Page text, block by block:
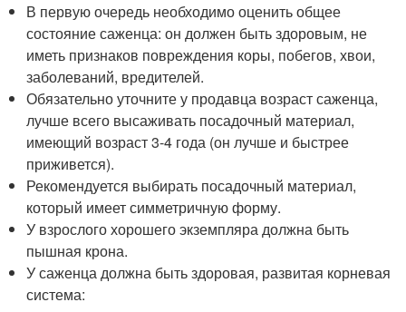
В первую очередь необходимо оценить общее
состояние саженца: он должен быть здоровым, не
иметь признаков повреждения коры, побегов, хвои,
заболеваний, вредителей.
Обязательно уточните у продавца возраст саженца,
лучше всего высаживать посадочный материал,
имеющий возраст 3-4 года (он лучше и быстрее
приживется).
Рекомендуется выбирать посадочный материал,
который имеет симметричную форму.
У взрослого хорошего экземпляра должна быть
пышная крона.
У саженца должна быть здоровая, развитая корневая
система: